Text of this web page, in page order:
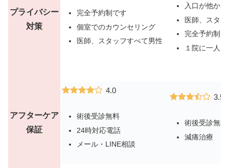
プライバシー
対策
完全予約制です
個室でのカウンセリング
医師、スタッフすべて男性
入口が他か
医師、スタ
完全予約制
１院に一人
アフターケア
保証
4.0
術後受診無料
24時対応電話
メール・LINE相談
3.5
術後受診無料
減痛治療